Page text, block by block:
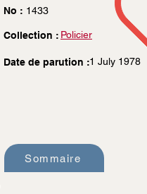
No : 1433
Collection : Policier
Date de parution :1 July 1978
Sommaire